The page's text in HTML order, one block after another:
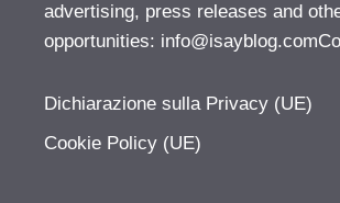
advertising, press releases and
opportunities:
Dichiarazione sulla Privacy (UE)
Cookie Policy (UE)